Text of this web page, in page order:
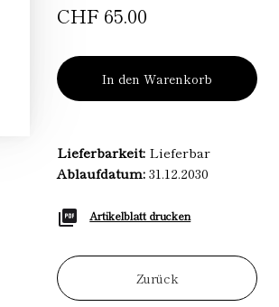
CHF 65.00
In den Warenkorb
Lieferbarkeit: Lieferbar
Ablaufdatum: 31.12.2030
Artikelblatt drucken
Zurück